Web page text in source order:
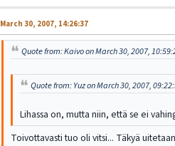
March 30, 2007, 14:26:37
Quote from: Kaivo on March 30, 2007,
Quote from: Yuz on March 30, 2007,
Lihassa on, mutta niin, että se ei
Toivottavasti tuo oli vitsi... Täkyä